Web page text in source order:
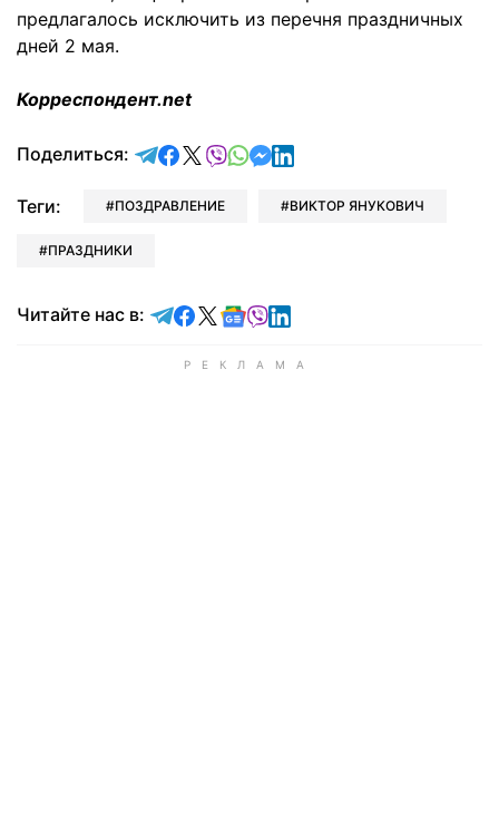
предлагалось исключить из перечня праздничных
дней 2 мая.
Корреспондент.net
Поделиться: отправить в Telegram
поделиться в Facebook
поделиться в X
отправить в Viber
отправить в Whatsapp
отправить в Messenger
отправить в LinkedIn
Теги: ПОЗДРАВЛЕНИЕ ВИКТОР ЯНУКОВИЧ
ПРАЗДНИКИ
Читайте нас в: Читайте в Telegram
Читайте в Facebook
Читайте в X
Читайте в Google news
Читайте в Viber
Читайте в LinkedIn